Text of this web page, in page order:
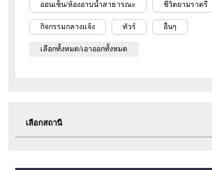
ออนเซ็น/ห้องอาบน้ำสาธารณะ ชีวิตยามราตรี
กิจกรรมกลางแจ้ง ทัวร์ อื่นๆ
เลือกทั้งหมด/เอาออกทั้งหมด
เลือกสถานี